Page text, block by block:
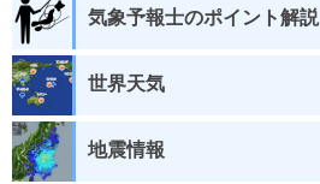
気象予報士のポイント解説
世界天気
地震情報